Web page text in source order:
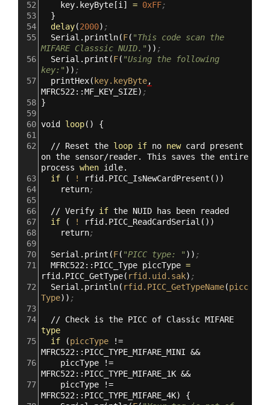
52
key.keyByte[i ] = 0xFF;
53
}
54
delay(2000) ;
55
Serial.println(F( "This code scan the
MIFARE Classsic NUID." )) ;
56
Serial.print (F( "Using the following
key:" )) ;
57
printHex(key.keyByte,
MFRC522::MF_KEY_SIZE) ;
58 }
59
60 void loop()
{
61
62
// Reset the loop if no new card present
on the sensor/reader. This saves the entire
process when idle.
63
if ( ! rfid.PICC_IsNewCardPresent ())
64
return;
65
66
// Verify if the NUID has been
readed
67
if ( ! rfid.PICC_ReadCardSerial ())
68
return;
69
70
Serial.print (F( "PICC type: " )) ;
71
MFRC522::PICC_Type piccType =
rfid.PICC_GetType( rfid.uid.sak) ;
72
Serial.println( rfid.PICC_GetTypeName(picc
Type)) ;
73
74
// Check is the PICC of Classic MIFARE
type
75
if (piccType
!=
MFRC522::PICC_TYPE_MIFARE_MINI &&
76
piccType
!=
MFRC522::PICC_TYPE_MIFARE_1K &&
77
piccType
!=
MFRC522::PICC_TYPE_MIFARE_4K)
{